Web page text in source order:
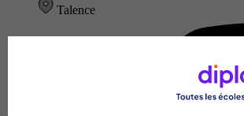
Talence